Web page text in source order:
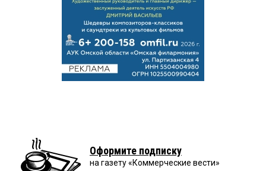
Оформите подписку
на газету «Коммерческие вести»